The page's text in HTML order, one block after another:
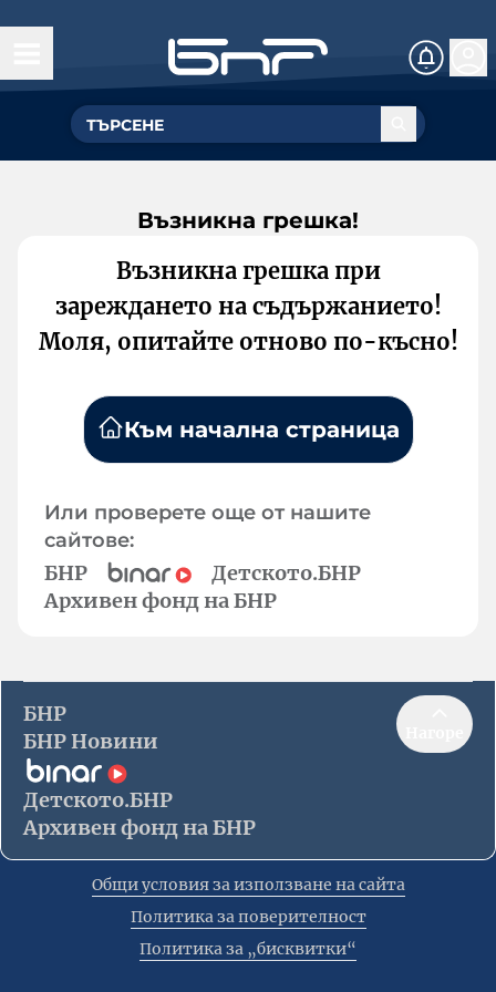
Възникна грешка!
Възникна грешка при
зареждането на съдържанието!
Моля, опитайте отново по-късно!
Към начална страница
Или проверете още от нашите
сайтове:
БНР
Детското.БНР
Архивен фонд на БНР
БНР
БНР Новини
Детското.БНР
Архивен фонд на БНР
Общи условия за използване на сайта
Политика за поверителност
Политика за „бисквитки“